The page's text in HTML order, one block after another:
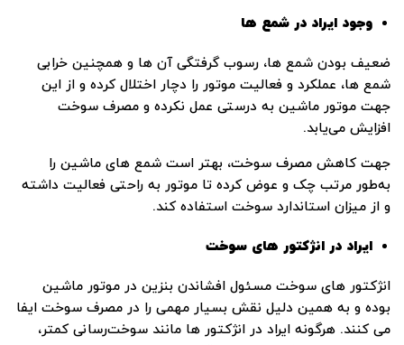
وجود ایراد در شمع‌ ها
ضعیف بودن شمع ‌ها، رسوب گرفتگی آن ‌ها و همچنین خرابی
شمع‌ ها، عملکرد و فعالیت موتور را دچار اختلال کرده و از این‌
جهت موتور ماشین به‌ درستی عمل نکرده و مصرف سوخت
افزایش می‌یابد.
جهت کاهش مصرف سوخت، بهتر است شمع‌ های ماشین را
به‌طور مرتب چک و عوض کرده تا موتور به‌ راحتی فعالیت داشته
و از میزان استاندارد سوخت استفاده کند.
ایراد در انژکتور های سوخت
انژکتور های سوخت مسئول افشاندن بنزین در موتور ماشین
بوده و به‌ همین‌ دلیل نقش بسیار مهمی را در مصرف سوخت ایفا
می کنند. هرگونه ایراد در انژکتور ها مانند سوخت‌رسانی کمتر،